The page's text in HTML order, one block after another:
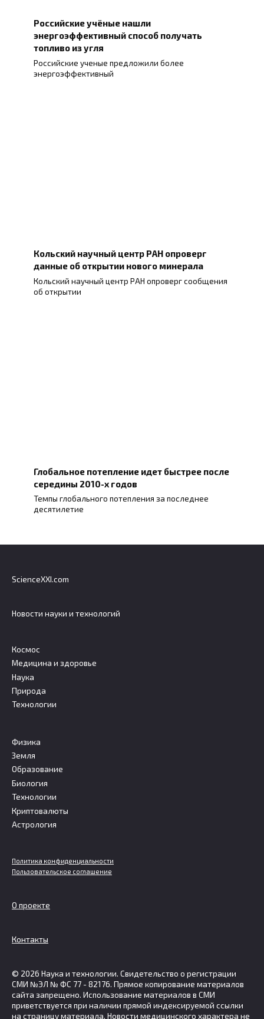
Российские учёные нашли
энергоэффективный способ получать
топливо из угля
Российские ученые предложили более
энергоэффективный
Кольский научный центр РАН опроверг
данные об открытии нового минерала
Кольский научный центр РАН опроверг сообщения
об открытии
Глобальное потепление идет быстрее после
середины 2010-х годов
Темпы глобального потепления за последнее
десятилетие
ScienceXXI.com
Новости науки и технологий
Космос
Медицина и здоровье
Наука
Природа
Технологии
Физика
Земля
Образование
Биология
Технологии
Криптовалюты
Астрология
Политика конфиденциальности
Пользовательское соглашение
О проекте
Контакты
© 2026 Наука и технологии. Свидетельство о регистрации
СМИ №ЭЛ № ФС 77 - 82176. Прямое копирование материалов
сайта запрещено. Использование материалов в СМИ
приветствуется при наличии прямой индексируемой ссылки
на страницу материала. Новости медицинского характера не